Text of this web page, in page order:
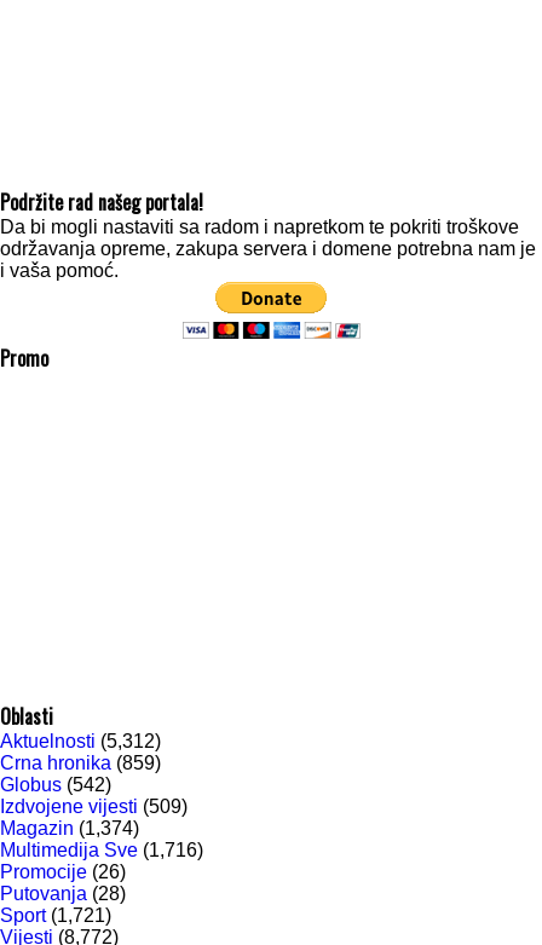
Podržite rad našeg portala!
Da bi mogli nastaviti sa radom i napretkom te pokriti troškove
održavanja opreme, zakupa servera i domene potrebna nam je
i vaša pomoć.
Promo
Oblasti
Aktuelnosti (5,312)
Crna hronika (859)
Globus (542)
Izdvojene vijesti (509)
Magazin (1,374)
Multimedija Sve (1,716)
Promocije (26)
Putovanja (28)
Sport(1,721)
Vijesti (8,772)